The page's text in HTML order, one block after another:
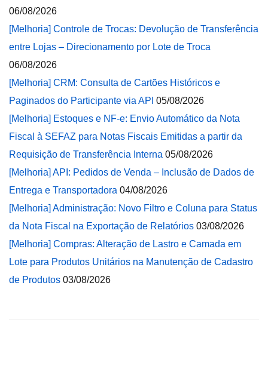
06/08/2026
[Melhoria] Controle de Trocas: Devolução de Transferência
entre Lojas – Direcionamento por Lote de Troca
06/08/2026
[Melhoria] CRM: Consulta de Cartões Históricos e
Paginados do Participante via API 05/08/2026
[Melhoria] Estoques e NF-e: Envio Automático da Nota
Fiscal à SEFAZ para Notas Fiscais Emitidas a partir da
Requisição de Transferência Interna 05/08/2026
[Melhoria] API: Pedidos de Venda – Inclusão de Dados de
Entrega e Transportadora 04/08/2026
[Melhoria] Administração: Novo Filtro e Coluna para Status
da Nota Fiscal na Exportação de Relatórios 03/08/2026
[Melhoria] Compras: Alteração de Lastro e Camada em
Lote para Produtos Unitários na Manutenção de Cadastro
de Produtos 03/08/2026